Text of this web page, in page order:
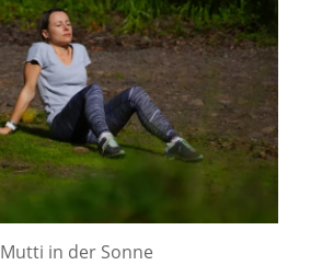
Mutti in der Sonne